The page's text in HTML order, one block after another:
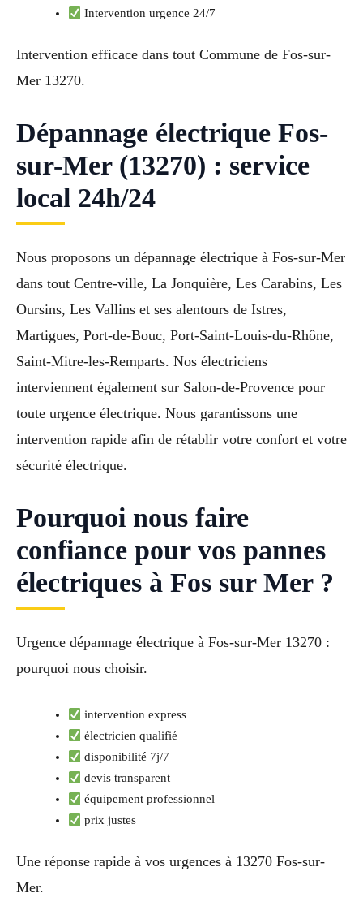
Intervention urgence 24/7
Intervention efficace dans tout Commune de Fos-sur-
Mer 13270.
Dépannage électrique Fos-
sur-Mer (13270) : service
local 24h/24
Nous proposons un dépannage électrique à Fos-sur-Mer
dans tout Centre-ville, La Jonquière, Les Carabins, Les
Oursins, Les Vallins et ses alentours de Istres,
Martigues, Port-de-Bouc, Port-Saint-Louis-du-Rhône,
Saint-Mitre-les-Remparts. Nos électriciens
interviennent également sur Salon-de-Provence pour
toute urgence électrique. Nous garantissons une
intervention rapide afin de rétablir votre confort et votre
sécurité électrique.
Pourquoi nous faire
confiance pour vos pannes
électriques à Fos sur Mer ?
Urgence dépannage électrique à Fos-sur-Mer 13270 :
pourquoi nous choisir.
intervention express
électricien qualifié
disponibilité 7j/7
devis transparent
équipement professionnel
prix justes
Une réponse rapide à vos urgences à 13270 Fos-sur-
Mer.